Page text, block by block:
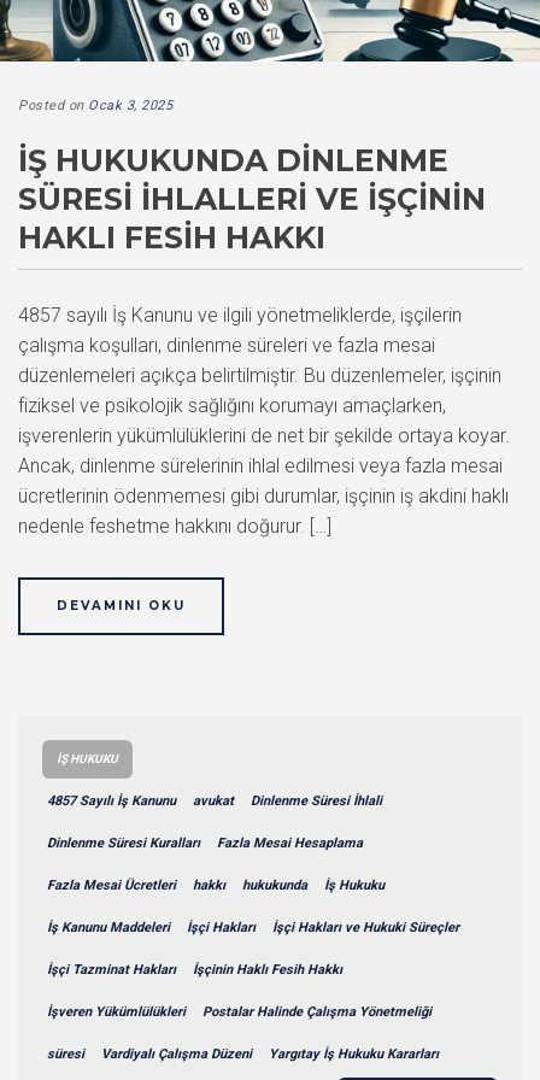
Posted on Ocak 3, 2025
İŞ HUKUKUNDA DINLENME
SÜRESI İHLALLERI VE İŞÇININ
HAKLI FESIH HAKKI
4857 sayılı İş Kanunu ve ilgili yönetmeliklerde, işçilerin
çalışma koşulları, dinlenme süreleri ve fazla mesai
düzenlemeleri açıkça belirtilmiştir. Bu düzenlemeler, işçinin
fiziksel ve psikolojik sağlığını korumayı amaçlarken,
işverenlerin yükümlülüklerini de net bir şekilde ortaya koyar.
Ancak, dinlenme sürelerinin ihlal edilmesi veya fazla mesai
ücretlerinin ödenmemesi gibi durumlar, işçinin iş akdini haklı
nedenle feshetme hakkını doğurur. […]
DEVAMINI OKU
İŞ HUKUKU
4857 Sayılı İş Kanunu avukat Dinlenme Süresi İhlali
Dinlenme Süresi Kuralları Fazla Mesai Hesaplama
Fazla Mesai Ücretleri hakkı hukukunda İş Hukuku
İş Kanunu Maddeleri İşçi Hakları İşçi Hakları ve Hukuki Süreçler
İşçi Tazminat Hakları İşçinin Haklı Fesih Hakkı
İşveren Yükümlülükleri Postalar Halinde Çalışma Yönetmeliği
süresi Vardiyalı Çalışma Düzeni Yargıtay İş Hukuku Kararları